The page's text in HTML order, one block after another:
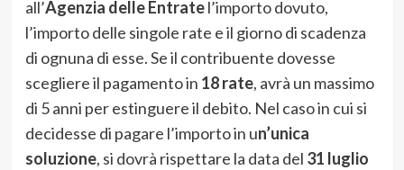
all’Agenzia delle Entratel’importo dovuto,
l’importo delle singole rate e il giorno di scadenza
di ognuna di esse. Se il contribuente dovesse
scegliere il pagamento in 18 rate, avrà un massimo
di 5 anni per estinguere il debito. Nel caso in cui si
decidesse di pagare l’importo in un’unica
soluzione, si dovrà rispettare la data del 31 luglio